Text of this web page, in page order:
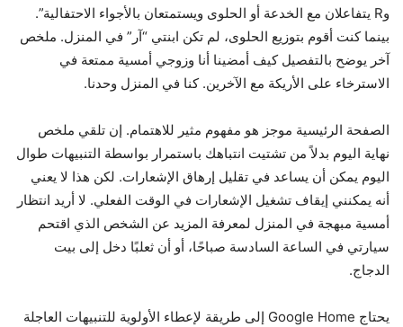
وR يتفاعلان مع الخدعة أو الحلوى ويستمتعان بالأجواء الاحتفالية”.
بينما كنت أقوم بتوزيع الحلوى، لم تكن ابنتي “آر” في المنزل. ملخص
آخر يوضح بالتفصيل كيف أمضينا أنا وزوجي أمسية ممتعة في
الاسترخاء على الأريكة مع الآخرين. كنا في المنزل وحدنا.
الصفحة الرئيسية موجز هو مفهوم مثير للاهتمام. إن تلقي ملخص
نهاية اليوم بدلاً من تشتيت انتباهك باستمرار بواسطة التنبيهات طوال
اليوم يمكن أن يساعد في تقليل إرهاق الإشعارات. لكن هذا لا يعني
أنه يمكنني إيقاف تشغيل الإشعارات في الوقت الفعلي. لا أريد انتظار
أمسية مبهجة في المنزل لمعرفة المزيد عن الشخص الذي اقتحم
سيارتي في الساعة السادسة صباحًا، أو أن ثعلبًا دخل إلى بيت
الدجاج.
يحتاج Google Home إلى طريقة لإعطاء الأولوية للتنبيهات العاجلة